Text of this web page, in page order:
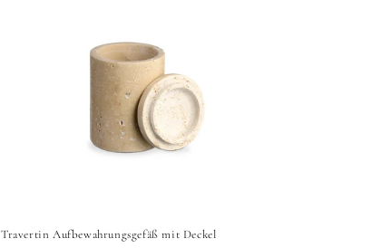
Travertin Aufbewahrungsgefäß mit Deckel